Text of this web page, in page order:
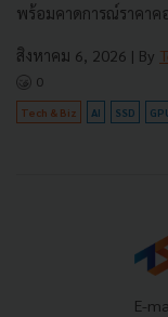
พร้อมคาดการณ์ราคาค
สิงหาคม 6, 2026 | By
0
Tech & Biz AI SSD
E-